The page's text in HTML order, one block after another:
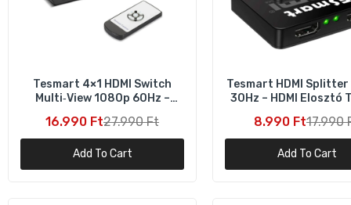
Tesmart 4×1 HDMI Switch
Multi‑View 1080p 60Hz –
16.990 Ft27.990 Ft
Add To Cart
Tesmart HDMI Splitter
30Hz – HDMI Elosztó
8.990 Ft17.990
Add To Cart